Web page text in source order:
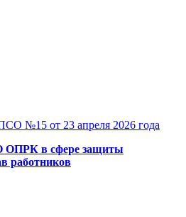
№15 от 23 апреля 2026 года
ОПРК в сфере защиты
работников